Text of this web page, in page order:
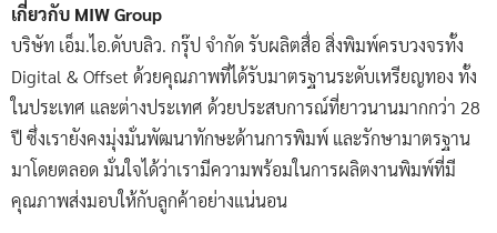
เกี่ยวกับ MIW Group
บริษัท เอ็ม.ไอ.ดับบลิว. กรุ๊ป จำกัด รับผลิตสื่อ สิ่งพิมพ์ครบวงจรทั้ง
Digital & Offset ด้วยคุณภาพที่ได้รับมาตรฐานระดับเหรียญทอง ทั้ง
ในประเทศ และต่างประเทศ ด้วยประสบการณ์ที่ยาวนานมากกว่า 28
ปี ซึ่งเรายังคงมุ่งมั่นพัฒนาทักษะด้านการพิมพ์ และรักษามาตรฐาน
มาโดยตลอด มั่นใจได้ว่าเรามีความพร้อมในการผลิตงานพิมพ์ที่มี
คุณภาพส่งมอบให้กับลูกค้าอย่างแน่นอน